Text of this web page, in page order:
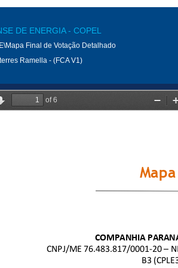
DE ENERGIA - COPEL
Final de Votação Detalhado
Ramella - (FCA V1)